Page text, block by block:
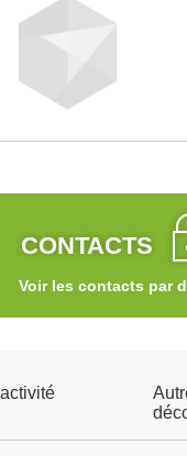
CONTACTS
Voir les contacts par